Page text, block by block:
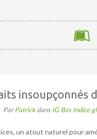
insoupçonnés
ParPatrickdans IG Bas Indice
un atout naturel pour